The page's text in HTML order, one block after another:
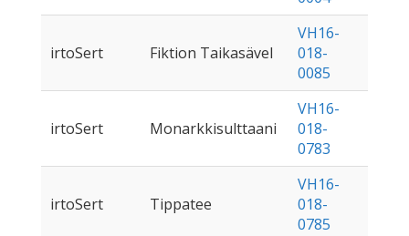
irtoSert Fiktion Taikasävel
VH16-
018-
0085
irtoSert Monarkkisulttaani
VH16-
018-
0783
irtoSert Tippatee
VH16-
018-
0785